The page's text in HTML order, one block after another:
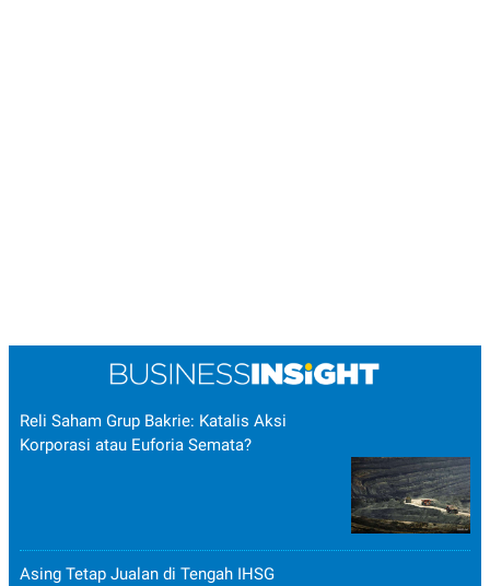
Reli Saham Grup Bakrie: Katalis Aksi
Korporasi atau Euforia Semata?
Asing Tetap Jualan di Tengah IHSG